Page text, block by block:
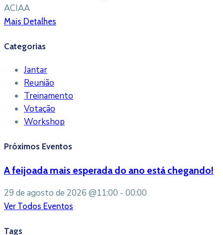
ACIAA
Mais Detalhes
Categorias
Jantar
Reunião
Treinamento
Votação
Workshop
Próximos Eventos
A feijoada mais esperada do ano está chegando!
29 de agosto de 2026 @11:00 - 00:00
Ver Todos Eventos
Tags